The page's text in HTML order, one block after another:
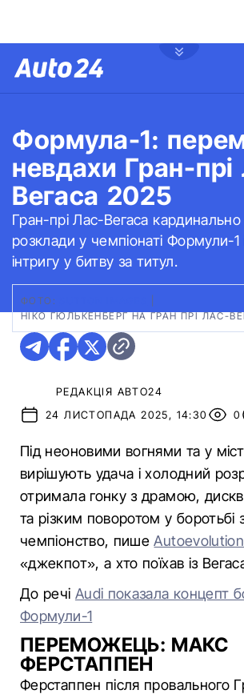
Формула-1:
невдахи Гран-
Вегаса 2025
Гран-прі Лас-Вегаса
розклади у чемпіонаті Формули-1
інтригу у битву за титул.
ФОТО:
НІКО ГЮЛЬКЕНБЕРГ НА ГРАН ПРІ ЛАС-
РЕДАКЦІЯ АВТО24
24 ЛИСТОПАДА 2025, 14:30
0
Під неоновими вогнями та у
вирішують удача і холодний
отримала гонку з драмою,
та різким поворотом у боротьбі
чемпіонство, пишеAutoevolution
«джекпот», а хто поїхав із
До речі Audi показала концепт
Формули-1
ПЕРЕМОЖЕЦЬ: МАКС
ФЕРСТАППЕН
Ферстаппен після провального